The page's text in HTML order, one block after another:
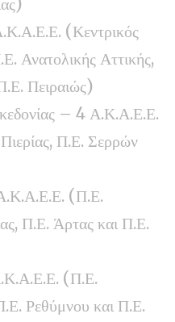
(Κεντρικός
Ανατολικής Αττικής,
Πειραιώς)
– 4 Α.Κ.Α.Ε.Ε.
Π.Ε. Σερρών
Α.Κ.Α.Ε.Ε. (Π.Ε.
Π.Ε. Άρτας και Π.Ε.
(Π.Ε.
Ρεθύμνου και Π.Ε.